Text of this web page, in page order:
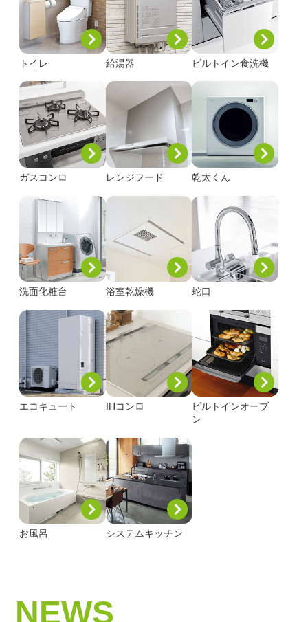
トイレ 給湯器 ビルトイン食洗機
ガスコンロ レンジフード 乾太くん
洗面化粧台 浴室乾燥機 蛇口
エコキュート IHコンロ
ビルトインオーブ
ン
お風呂 システムキッチン
NEWS